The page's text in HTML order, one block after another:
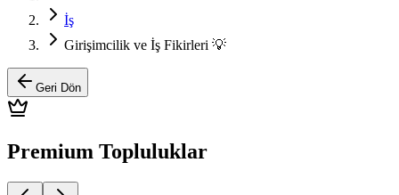
İş
Girişimcilik ve İş Fikirleri 💡
Geri Dön
Premium Topluluklar